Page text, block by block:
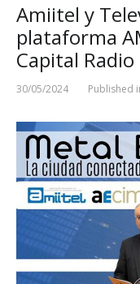
Amiitel y
plataforma
Capital Radio
30/05/2024 Published